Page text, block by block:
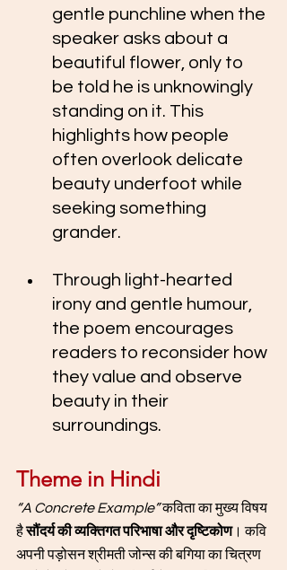
gentle punchline when the
speaker asks about a
beautiful flower, only to
be told he is unknowingly
standing on it. This
highlights how people
often overlook delicate
beauty underfoot while
seeking something
grander.
Through light-hearted
irony and gentle humour,
the poem encourages
readers to reconsider how
they value and observe
beauty in their
surroundings.
Theme in Hindi
“A Concrete Example” कविता का मुख्य विषय
है सौंदर्य की व्यक्तिगत परिभाषा और दृष्टिकोण। कवि
अपनी पड़ोसन श्रीमती जोन्स की बगिया का चित्रण